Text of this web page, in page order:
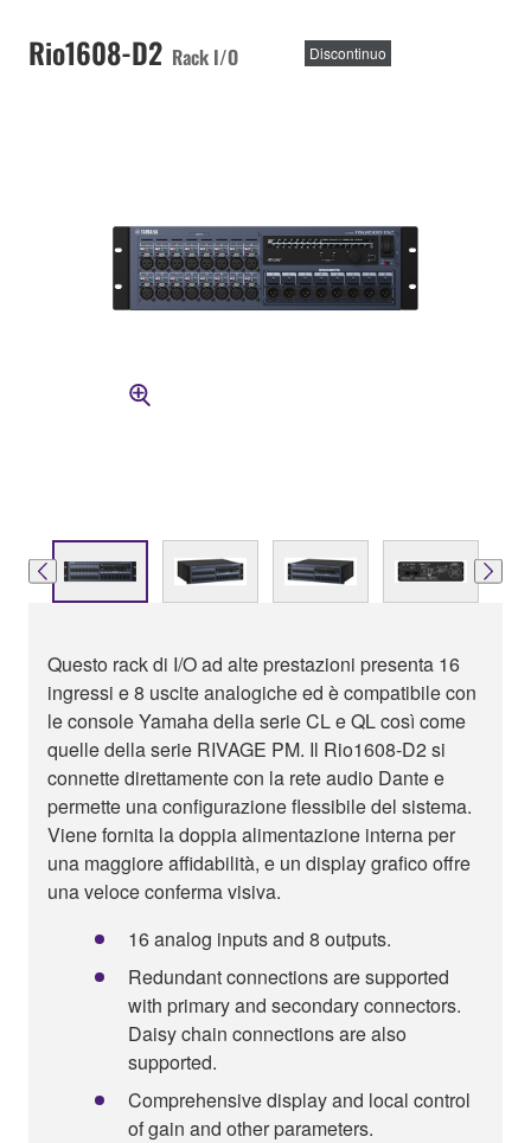
Rio1608-D2 Rack I/O Discontinuo
Questo rack di I/O ad alte prestazioni presenta 16
ingressi e 8 uscite analogiche ed è compatibile con
le console Yamaha della serie CL e QL così come
quelle della serie RIVAGE PM. Il Rio1608-D2 si
connette direttamente con la rete audio Dante e
permette una configurazione flessibile del sistema.
Viene fornita la doppia alimentazione interna per
una maggiore affidabilità, e un display grafico offre
una veloce conferma visiva.
16 analog inputs and 8 outputs.
Redundant connections are supported
with primary and secondary connectors.
Daisy chain connections are also
supported.
Comprehensive display and local control
of gain and other parameters.